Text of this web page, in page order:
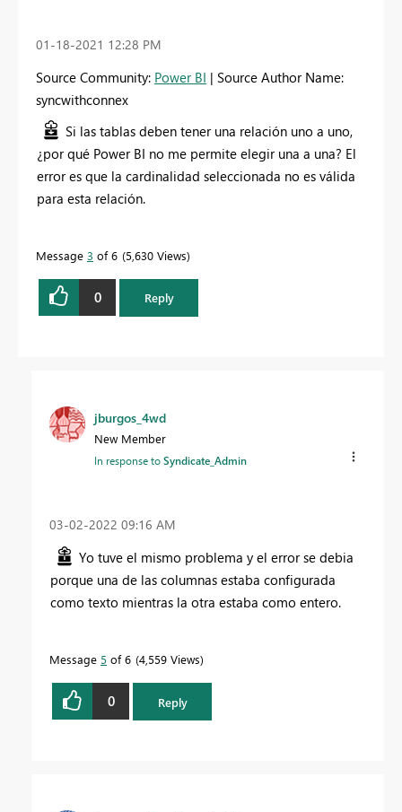
‎01-18-2021 12:28 PM
Source Community: Power BI | Source Author Name:
syncwithconnex
Si las tablas deben tener una relación uno a uno,
¿por qué Power BI no me permite elegir una a una? El
error es que la cardinalidad seleccionada no es válida
para esta relación.
Message 3 of 6 5,630 Views
0 Reply
jburgos_4wd
New Member
In response toSyndicate_Admin
‎03-02-2022 09:16 AM
Yo tuve el mismo problema y el error se debia
porque una de las columnas estaba configurada
como texto mientras la otra estaba como entero.
Message 5 of 6 4,559 Views
0 Reply